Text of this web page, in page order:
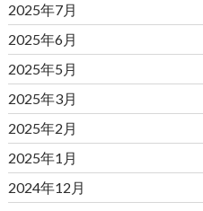
2025年7月
2025年6月
2025年5月
2025年3月
2025年2月
2025年1月
2024年12月